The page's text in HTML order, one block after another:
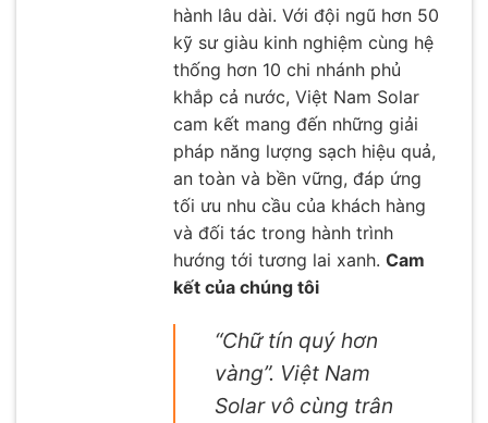
hành lâu dài. Với đội ngũ hơn 50
kỹ sư giàu kinh nghiệm cùng hệ
thống hơn 10 chi nhánh phủ
khắp cả nước, Việt Nam Solar
cam kết mang đến những giải
pháp năng lượng sạch hiệu quả,
an toàn và bền vững, đáp ứng
tối ưu nhu cầu của khách hàng
và đối tác trong hành trình
hướng tới tương lai xanh. Cam
kết của chúng tôi
“Chữ tín quý hơn
vàng”. Việt Nam
Solar vô cùng trân